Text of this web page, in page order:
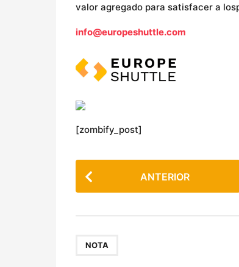
valor agregado para satisfacer a
info@europeshuttle.com
[zombify_post]
P
o
P
ANTERIOR
NOTA